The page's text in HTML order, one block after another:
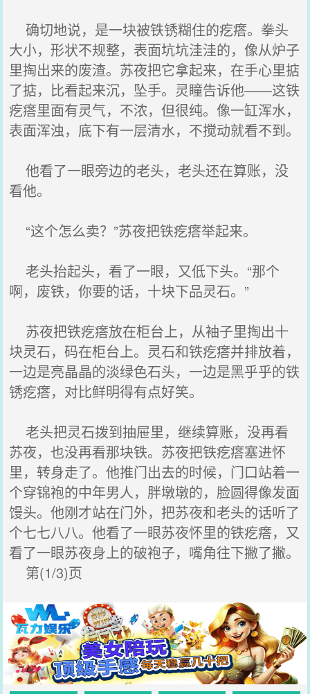
确切地说，是一块被铁锈糊住的疙瘩。拳头
大小，形状不规整，表面坑坑洼洼的，像从炉子
里掏出来的废渣。苏夜把它拿起来，在手心里掂
了掂，比看起来沉，坠手。灵瞳告诉他——这铁
疙瘩里面有灵气，不浓，但很纯。像一缸浑水，
表面浑浊，底下有一层清水，不搅动就看不到。
他看了一眼旁边的老头，老头还在算账，没
看他。
“这个怎么卖？”苏夜把铁疙瘩举起来。
老头抬起头，看了一眼，又低下头。“那个
啊，废铁，你要的话，十块下品灵石。”
苏夜把铁疙瘩放在柜台上，从袖子里掏出十
块灵石，码在柜台上。灵石和铁疙瘩并排放着，
一边是亮晶晶的淡绿色石头，一边是黑乎乎的铁
锈疙瘩，对比鲜明得有点好笑。
老头把灵石拨到抽屉里，继续算账，没再看
苏夜，也没再看那块铁。苏夜把铁疙瘩塞进怀
里，转身走了。他推门出去的时候，门口站着一
个穿锦袍的中年男人，胖墩墩的，脸圆得像发面
馒头。他刚才站在门外，把苏夜和老头的话听了
个七七八八。他看了一眼苏夜怀里的铁疙瘩，又
看了一眼苏夜身上的破袍子，嘴角往下撇了撇。
第(1/3)页